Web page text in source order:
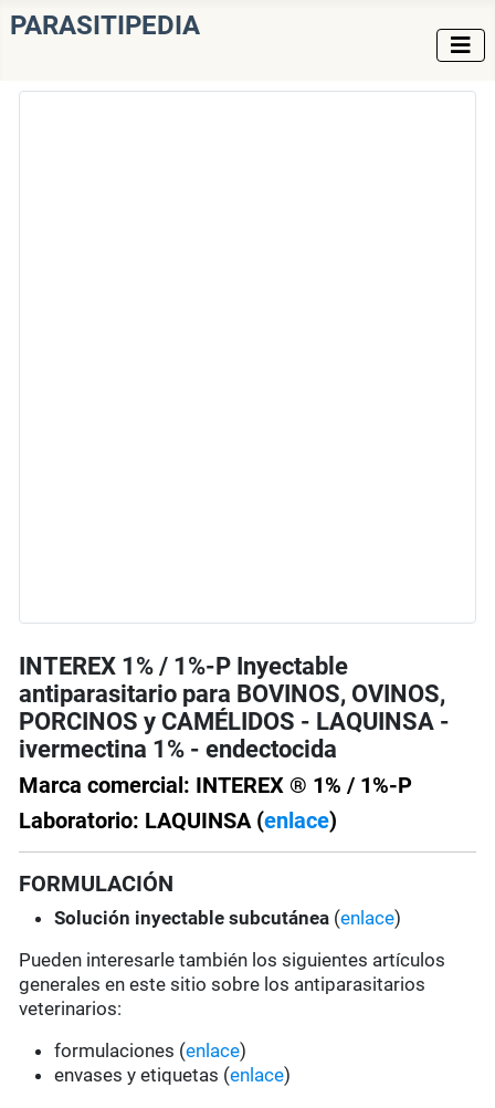
PARASITIPEDIA
INTEREX 1% / 1%-P Inyectable
antiparasitario para BOVINOS, OVINOS,
PORCINOS y CAMÉLIDOS - LAQUINSA -
ivermectina 1% - endectocida
Marca comercial: INTEREX ® 1% / 1%-P
Laboratorio: LAQUINSA (enlace)
FORMULACIÓN
Solución inyectable subcutánea (enlace)
Pueden interesarle también los siguientes artículos
generales en este sitio sobre los antiparasitarios
veterinarios:
formulaciones (enlace)
envases y etiquetas (enlace)